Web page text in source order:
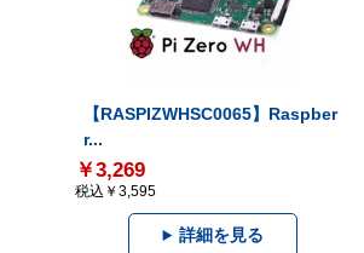
【RASPIZWHSC0065】Raspber
r...
￥3,269
税込￥3,595
詳細を見る